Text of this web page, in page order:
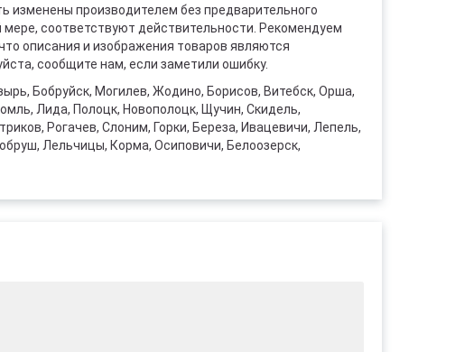
изменены производителем без предварительного
соответствуют действительности. Рекомендуем
описания и изображения товаров являются
сообщите нам, если заметили ошибку.
Бобруйск, Могилев, Жодино, Борисов, Витебск, Орша,
Лида, Полоцк, Новополоцк, Щучин, Скидель,
Рогачев, Слоним, Горки, Береза, Ивацевичи, Лепель,
Лельчицы, Корма, Осиповичи, Белоозерск,